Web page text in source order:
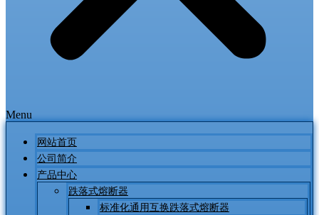
Menu
网站首页
公司简介
产品中心
跌落式熔断器
标准化通用互换跌落式熔断器